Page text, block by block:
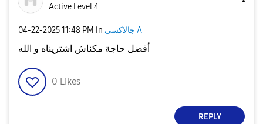
Active Level 4
‎04-22-202511:48 PM in جالاكسى A
أفضل حاجة مكناش اشتريناه و الله
0 Likes
REPLY